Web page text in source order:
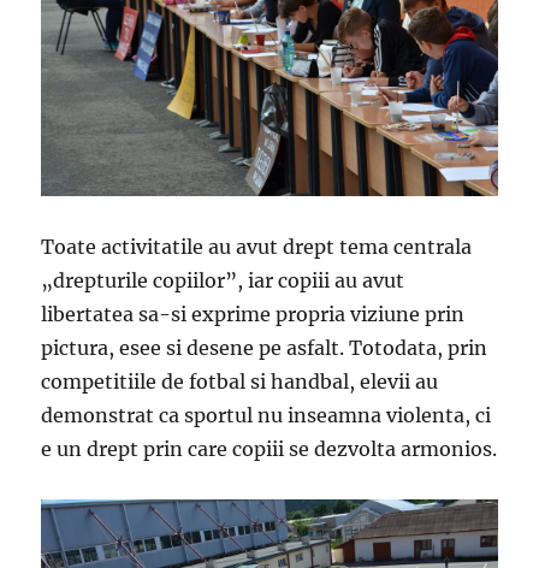
Toate activitatile au avut drept tema centrala
„drepturile copiilor”, iar copiii au avut
libertatea sa-si exprime propria viziune prin
pictura, esee si desene pe asfalt. Totodata, prin
competitiile de fotbal si handbal, elevii au
demonstrat ca sportul nu inseamna violenta, ci
e un drept prin care copiii se dezvolta armonios.